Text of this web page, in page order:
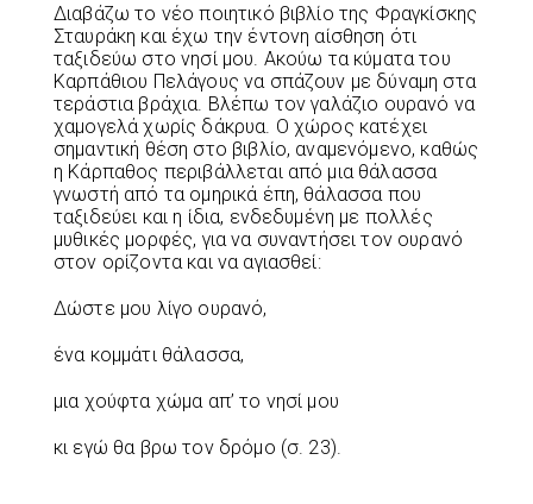
Διαβάζω το νέο ποιητικό βιβλίο της Φραγκίσκης
Σταυράκη και έχω την έντονη αίσθηση ότι
ταξιδεύω στο νησί μου. Ακούω τα κύματα του
Καρπάθιου Πελάγους να σπάζουν με δύναμη στα
τεράστια βράχια. Βλέπω τον γαλάζιο ουρανό να
χαμογελά χωρίς δάκρυα. Ο χώρος κατέχει
σημαντική θέση στο βιβλίο, αναμενόμενο, καθώς
η Κάρπαθος περιβάλλεται από μια θάλασσα
γνωστή από τα ομηρικά έπη, θάλασσα που
ταξιδεύει και η ίδια, ενδεδυμένη με πολλές
μυθικές μορφές, για να συναντήσει τον ουρανό
στον ορίζοντα και να αγιασθεί:
Δώστε μου λίγο ουρανό,
ένα κομμάτι θάλασσα,
μια χούφτα χώμα απ’ το νησί μου
κι εγώ θα βρω τον δρόμο (σ. 23).